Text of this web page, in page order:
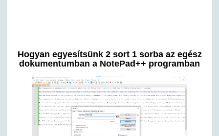
Hogyan egyesítsünk 2 sort 1 sorba az egész
dokumentumban a NotePad++ programban